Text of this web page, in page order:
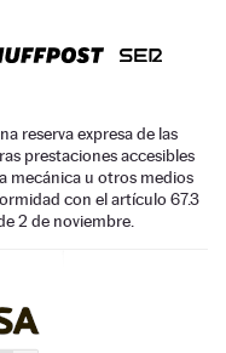
reserva expresa de las
prestaciones accesibles
mecánica u otros medios
con el artículo 67.3
2 de noviembre.